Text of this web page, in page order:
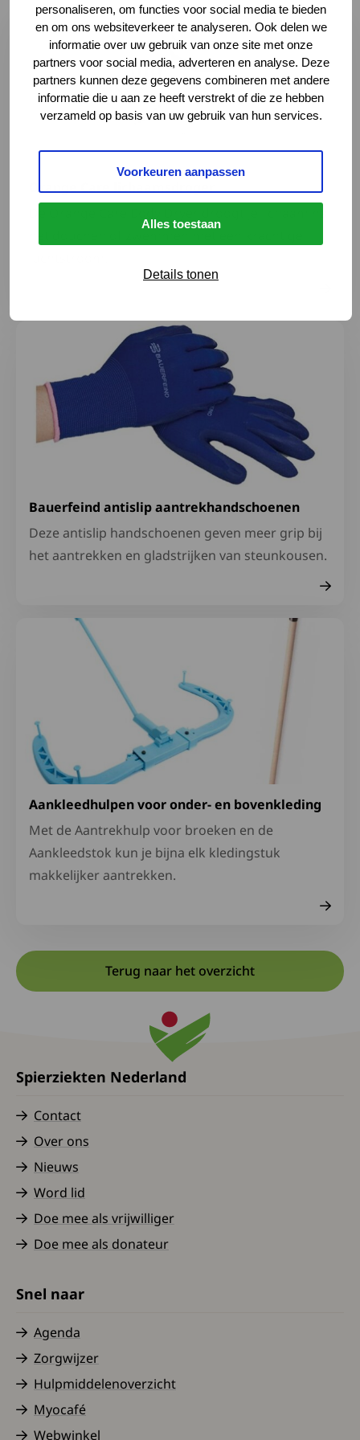
personaliseren, om functies voor social media te bieden
en om ons websiteverkeer te analyseren. Ook delen we
informatie over uw gebruik van onze site met onze
partners voor social media, adverteren en analyse. Deze
partners kunnen deze gegevens combineren met andere
informatie die u aan ze heeft verstrekt of die ze hebben
verzameld op basis van uw gebruik van hun services.
Voorkeuren aanpassen
Alles toestaan
Details tonen
Orange Care lichaamsdroger
Lees meer over Orange Care lichaamsdroger
Bauerfeind antislip aantrekhandschoenen
Deze antislip handschoenen geven meer grip bij
het aantrekken en gladstrijken van steunkousen.
Lees meer over Bauerfeind antislip
Aankleedhulpen voor onder- en bovenkleding
Met de Aantrekhulp voor broeken en de
Aankleedstok kun je bijna elk kledingstuk
makkelijker aantrekken.
Lees meer over Aankleedhulpen voor onder- en
Terug naar het overzicht
Spierziekten Nederland
Contact
Over ons
Nieuws
Word lid
Doe mee als vrijwilliger
Doe mee als donateur
Snel naar
Agenda
Zorgwijzer
Hulpmiddelenoverzicht
Myocafé
Webwinkel